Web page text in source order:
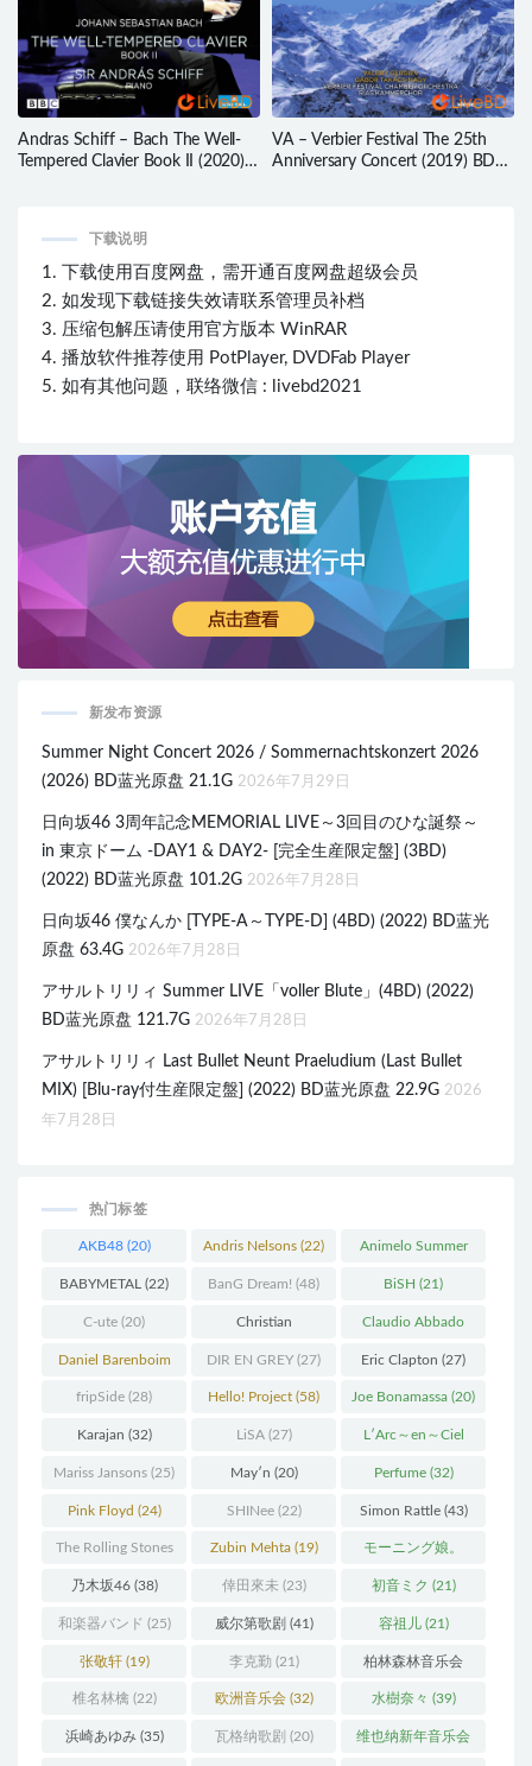
Andras Schiff – Bach The Well-
Tempered Clavier Book II (2020)
VA – Verbier Festival The 25th
Anniversary Concert (2019) BD蓝
下载说明
1. 下载使用百度网盘，需开通百度网盘超级会员
2. 如发现下载链接失效请联系管理员补档
3. 压缩包解压请使用官方版本 WinRAR
4. 播放软件推荐使用 PotPlayer, DVDFab Player
5. 如有其他问题，联络微信 : livebd2021
新发布资源
Summer Night Concert 2026 / Sommernachtskonzert 2026
(2026) BD蓝光原盘 21.1G 2026年7月29日
日向坂46 3周年記念MEMORIAL LIVE～3回目のひな誕祭～
in 東京ドーム -DAY1 & DAY2- [完全生産限定盤] (3BD)
(2022) BD蓝光原盘 101.2G 2026年7月28日
日向坂46 僕なんか [TYPE-A～TYPE-D] (4BD) (2022) BD蓝光
原盘 63.4G 2026年7月28日
アサルトリリィ Summer LIVE「voller Blute」(4BD) (2022)
BD蓝光原盘 121.7G 2026年7月28日
アサルトリリィ Last Bullet Neunt Praeludium (Last Bullet
MIX) [Blu-ray付生産限定盤] (2022) BD蓝光原盘 22.9G 2026
年7月28日
热门标签
AKB48(20) Andris Nelsons (22) Animelo Summer
Live (34)
BABYMETAL (22) BanG Dream! (48) BiSH (21)
C-ute (20) Christian
Thielemann(36)
Claudio Abbado
(25)
Daniel Barenboim
(37)
DIR EN GREY (27) Eric Clapton (27)
fripSide (28) Hello! Project (58) Joe Bonamassa (20)
Karajan (32) LiSA(27) L′Arc～en～Ciel
(41)
Mariss Jansons (25) May′n (20) Perfume(32)
Pink Floyd (24) SHINee(22) Simon Rattle(43)
The Rolling Stones
(30)
Zubin Mehta(19) モーニング娘。
(27)
乃木坂46(38) 倖田來未 (23) 初音ミク (21)
和楽器バンド (25) 威尔第歌剧 (41) 容祖儿(21)
张敬轩(19) 李克勤 (21) 柏林森林音乐会
(22)
椎名林檎 (22) 欧洲音乐会(32) 水樹奈々 (39)
浜崎あゆみ(35) 瓦格纳歌剧 (20) 维也纳新年音乐会